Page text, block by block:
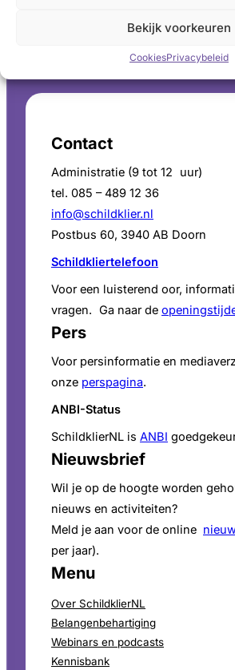
Bekijk voorkeuren
CookiesPrivacybeleid
YouTube
Instagram
Facebook
Contact
Administratie (9 tot 12 uur)
tel. 085 – 489 12 36
info@schildklier.nl
Postbus 60, 3940 AB Doorn
Schildkliertelefoon
Voor een luisterend oor,
vragen. Ga naar de
Pers
Voor persinformatie en
onze perspagina.
ANBI-Status
SchildklierNL is ANBI
Nieuwsbrief
Wil je op de hoogte worden
nieuws en activiteiten?
Meld je aan voor de online
per jaar).
Menu
Over SchildklierNL
Belangenbehartiging
Webinars en podcasts
Kennisbank